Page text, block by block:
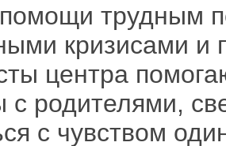
трудным
кризисами и
центра
с родителями,
с чувством